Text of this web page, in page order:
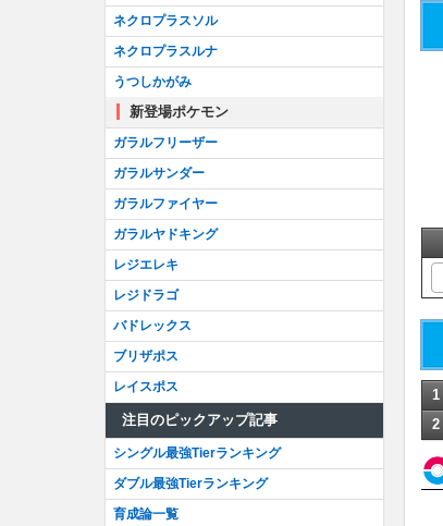
1
2
ネクロプラスソル
ネクロプラスルナ
うつしかがみ
新登場ポケモン
ガラルフリーザー
ガラルサンダー
ガラルファイヤー
ガラルヤドキング
レジエレキ
レジドラゴ
バドレックス
ブリザポス
レイスポス
注目のピックアップ記事
シングル最強Tierランキング
ダブル最強Tierランキング
育成論一覧